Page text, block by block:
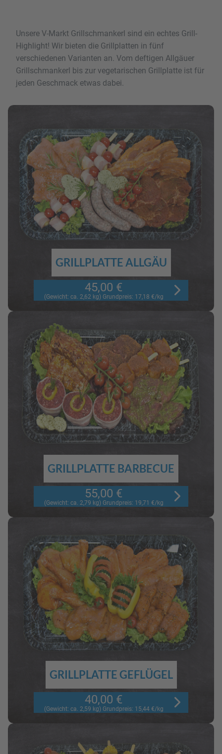
Unsere V-Markt Grillschmankerl sind ein echtes Grill-
Highlight! Wir bieten die Grillplatten in fünf
verschiedenen Varianten an. Vom deftigen Allgäuer
Grillschmankerl bis zur vegetarischen Grillplatte ist für
jeden Geschmack etwas dabei.
GRILLPLATTE ALLGÄU
45,00 €
(Gewicht: ca. 2,62 kg) Grundpreis: 17,18 €/kg
GRILLPLATTE BARBECUE
55,00 €
(Gewicht: ca. 2,79 kg) Grundpreis: 19,71 €/kg
GRILLPLATTE GEFLÜGEL
40,00 €
(Gewicht: ca. 2,59 kg) Grundpreis: 15,44 €/kg